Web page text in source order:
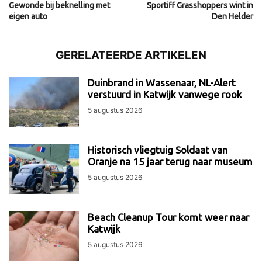
Gewonde bij beknelling met
eigen auto
Sportiff Grasshoppers wint in
Den Helder
GERELATEERDE ARTIKELEN
Duinbrand in Wassenaar, NL-Alert
verstuurd in Katwijk vanwege rook
5 augustus 2026
Historisch vliegtuig Soldaat van
Oranje na 15 jaar terug naar museum
5 augustus 2026
Beach Cleanup Tour komt weer naar
Katwijk
5 augustus 2026